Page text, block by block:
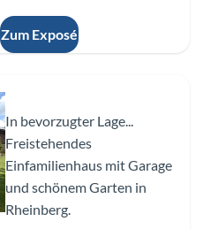
Zum Exposé
In bevorzugter Lage...
Freistehendes
Einfamilienhaus mit Garage
und schönem Garten in
Rheinberg.